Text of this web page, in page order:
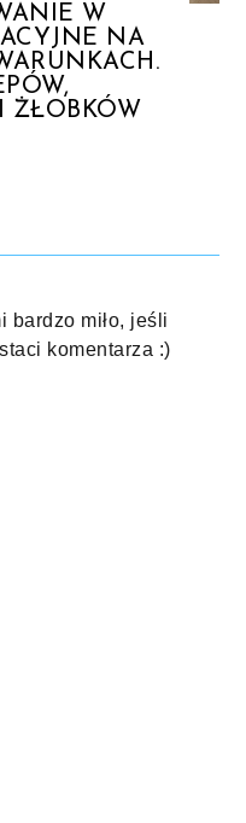
W
NA
ŻŁOBKÓW
bardzo miło, jeśli
komentarza :)